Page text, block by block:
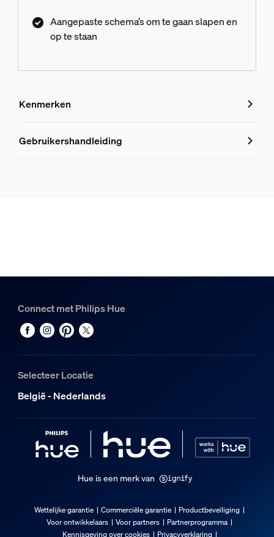
Aangepaste schema’s om te gaan slapen en
op te staan
Kenmerken
Kenmerken
Materiaal
Duurzaamheid
Extra onderdeel/accessoire
Draaibare spot
Pivotable (left-right)
Dimbaar met Hue app en dimmer
Draagbaar
Gebruikershandleiding
Connect met Philips Hue
Selecteer Locatie
België - Nederlands
Hue is een merk van
Wettelijke garantie Commerciële garantie
Productbeveiliging
Voor ontwikkelaars
Voor partners
Partnerprogramma
Kennisgeving over cookies
Privacyverklaring